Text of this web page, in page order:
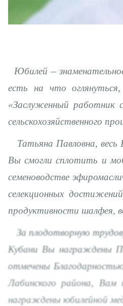
Юбилей –
есть на что
«Заслуженный работник
сельскохозяйственного
Татьяна Павловна, весь
Вы смогли сплотить и
семеноводстве
селекционных
продуктивности шалфея,
За плодотворную
Кубани Вы награждены
отмечены
Лабинского района, Вам
награждены юбилейной